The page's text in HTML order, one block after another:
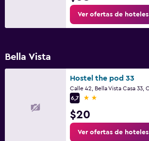
Zona cubierta de juegos
Ver ofertas de hoteles
Bella Vista
Hostel the pod 33
6,7
2 estrellas
$20
Ver ofertas de hoteles